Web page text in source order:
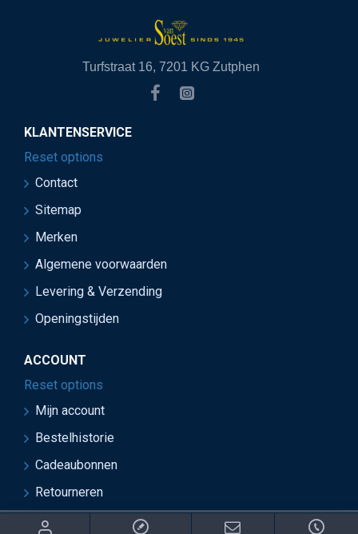
Turfstraat 16, 7201 KG Zutphen
KLANTENSERVICE
Reset options
Contact
Sitemap
Merken
Algemene voorwaarden
Levering & Verzending
Openingstijden
ACCOUNT
Reset options
Mijn account
Bestelhistorie
Cadeaubonnen
Retourneren